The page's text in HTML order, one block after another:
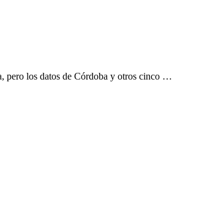
pero los datos de Córdoba y otros cinco …